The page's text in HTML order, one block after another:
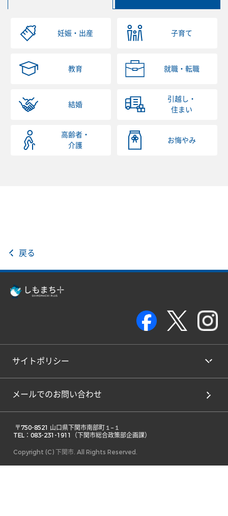
妊娠・出産 子育て
教育 就職・転職
結婚
引越し・
住まい
高齢者・
介護
お悔やみ
戻る
サイトポリシー
メールでのお問い合わせ
TEL：083-231-1911（下関市総合政策部企画課）
Copyright (C) 下関市. All Rights Reserved.